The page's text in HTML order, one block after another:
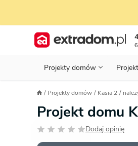
Projekty domów
Projekty domów
Parterowe
KONDYGNACJE
POWIERZCHNIA
GARAŻ
PRZED BUDOWĄ -
WYBIERAM
BUDUJĘ DOM -
Projekty domów Kasia 2
Projekt domu
Dodaj opinię